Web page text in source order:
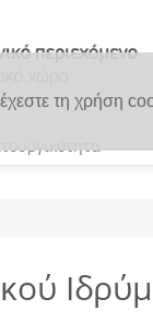
τη χρήση